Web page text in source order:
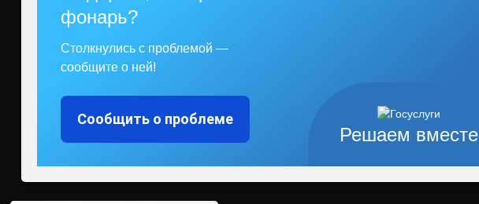
Решаем вместе
фонарь?
Столкнулись с проблемой —
сообщите о ней!
Сообщить о проблеме